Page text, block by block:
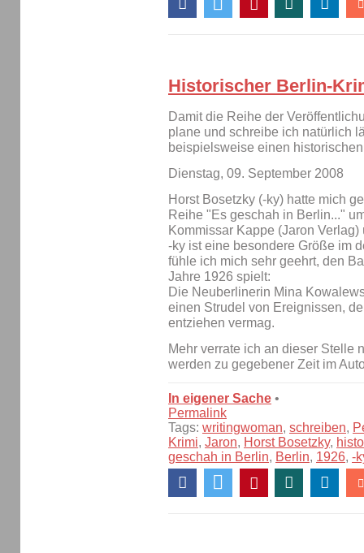
Historischer Berlin-
Damit die Reihe der
plane und schreibe ich natürlich
beispielsweise einen
Dienstag, 09. September 2008
Horst Bosetzky (-ky) hatte mich
Reihe "Es geschah in Berlin..."
Kommissar Kappe (Jaron
-ky ist eine besondere Größe im
fühle ich mich sehr geehrt, den
Jahre 1926 spielt:
Die Neuberlinerin Mina
einen Strudel von Ereignissen,
entziehen vermag.
Mehr verrate ich an dieser Stelle
werden zu gegebener Zeit im
In eigener Sache •
Permalink
Tags: writingwoman, schreiben,
Krimi, Jaron, Horst Bosetzky,
geschah in Berlin, Berlin, 1926, -